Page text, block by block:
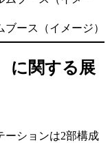
ース（イメージ）
に関する展
ーションは2部構成